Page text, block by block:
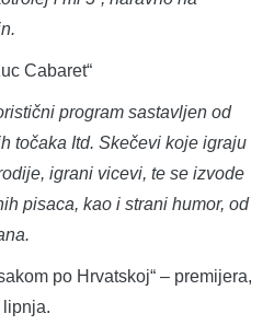
Cabaret“
program sastavljen od
točaka Itd. Skečevi koje igraju
igrani vicevi, te se izvode
pisaca, kao i strani humor, od
po Hrvatskoj“ – premijera,
lipnja.